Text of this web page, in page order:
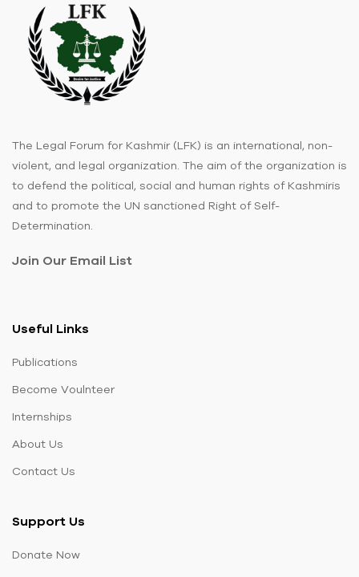
The Legal Forum for Kashmir (LFK) is an international, non-
violent, and legal organization. The aim of the organization is
to defend the political, social and human rights of Kashmiris
and to promote the UN sanctioned Right of Self-
Determination.
Join Our Email List
Useful Links
Publications
Become Voulnteer
Internships
About Us
Contact Us
Support Us
Donate Now